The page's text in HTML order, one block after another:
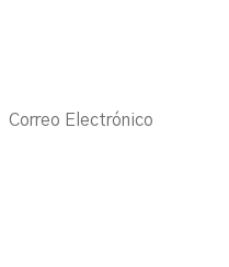
Correo Electrónico